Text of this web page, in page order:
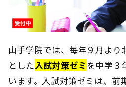
山手学院では、毎年９月より
とした入試対策ゼミ を中学３
います。入試対策ゼミは、前